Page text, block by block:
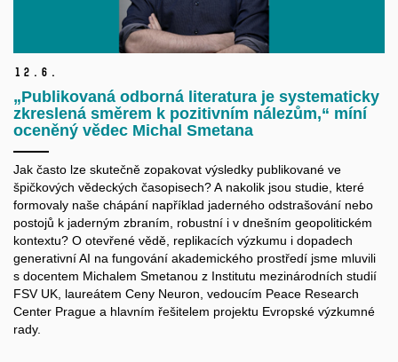
12. 6.
„Publikovaná odborná literatura je systematicky
zkreslená směrem k pozitivním nálezům,“ míní
oceněný vědec Michal Smetana
Jak často lze skutečně zopakovat výsledky publikované ve
špičkových vědeckých časopisech? A nakolik jsou studie, které
formovaly naše chápání například jaderného odstrašování nebo
postojů k jaderným zbraním, robustní i v dnešním geopolitickém
kontextu? O otevřené vědě, replikacích výzkumu i dopadech
generativní AI na fungování akademického prostředí jsme mluvili
s docentem Michalem Smetanou z Institutu mezinárodních studií
FSV UK, laureátem Ceny Neuron, vedoucím Peace Research
Center Prague a hlavním řešitelem projektu Evropské výzkumné
rady.